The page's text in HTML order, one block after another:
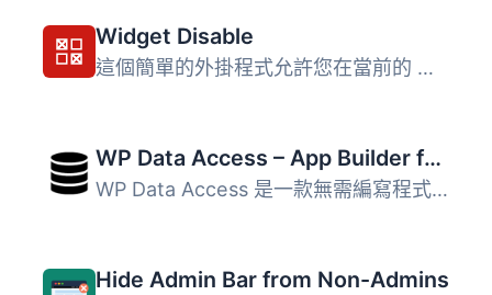
Widget Disable
這個簡單的外掛程式允許您在當前的 WordPress 網站中禁用任何...
WP Data Access – App Builder for Tables, Forms, Charts, Maps & Dashboards
WP Data Access 是一款無需編寫程式碼的 WordPress 外掛，能...
Hide Admin Bar from Non-Admins